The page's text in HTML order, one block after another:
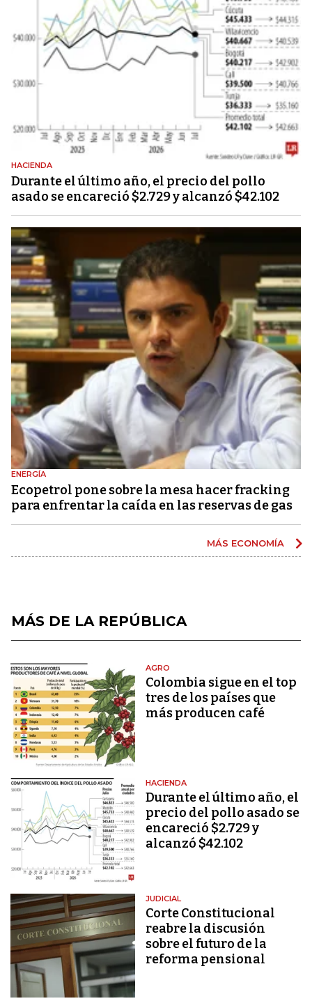
HACIENDA
Durante el último año, el precio del pollo
asado se encareció $2.729 y alcanzó $42.102
ENERGÍA
Ecopetrol pone sobre la mesa hacer fracking
para enfrentar la caída en las reservas de gas
MÁS ECONOMÍA
MÁS DE LA REPÚBLICA
AGRO
Colombia sigue en el top
tres de los países que
más producen café
HACIENDA
Durante el último año, el
precio del pollo asado se
encareció $2.729 y
alcanzó $42.102
JUDICIAL
Corte Constitucional
reabre la discusión
sobre el futuro de la
reforma pensional